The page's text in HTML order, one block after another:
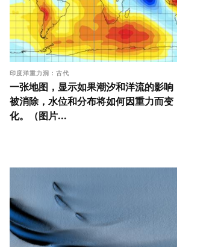
印度洋重力洞：古代
一张地图，显示如果潮汐和洋流的影响
被消除，水位和分布将如何因重力而变
化。（图片...